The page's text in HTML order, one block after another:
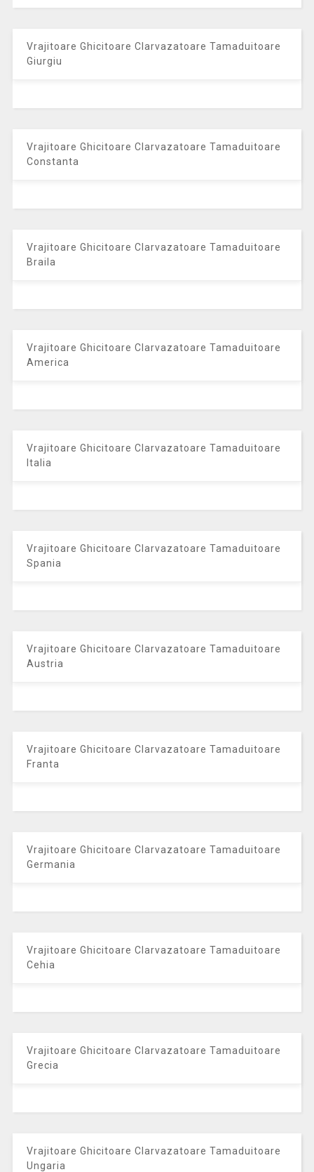
Vrajitoare Ghicitoare Clarvazatoare Tamaduitoare
Giurgiu
Vrajitoare Ghicitoare Clarvazatoare Tamaduitoare
Constanta
Vrajitoare Ghicitoare Clarvazatoare Tamaduitoare
Braila
Vrajitoare Ghicitoare Clarvazatoare Tamaduitoare
America
Vrajitoare Ghicitoare Clarvazatoare Tamaduitoare
Italia
Vrajitoare Ghicitoare Clarvazatoare Tamaduitoare
Spania
Vrajitoare Ghicitoare Clarvazatoare Tamaduitoare
Austria
Vrajitoare Ghicitoare Clarvazatoare Tamaduitoare
Franta
Vrajitoare Ghicitoare Clarvazatoare Tamaduitoare
Germania
Vrajitoare Ghicitoare Clarvazatoare Tamaduitoare
Cehia
Vrajitoare Ghicitoare Clarvazatoare Tamaduitoare
Grecia
Vrajitoare Ghicitoare Clarvazatoare Tamaduitoare
Ungaria